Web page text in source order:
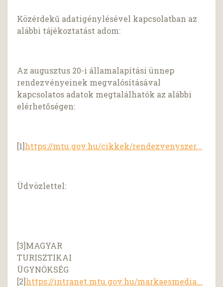
Közérdekű adatigénylésével kapcsolatban az
alábbi tájékoztatást adom:
Az augusztus 20-i államalapítási ünnep
rendezvényeinek megvalósításával
kapcsolatos adatok megtalálhatók az alábbi
elérhetőségen:
[1]https://mtu.gov.hu/cikkek/rendezvenyszer...
Üdvözlettel:
[3]MAGYAR
TURISZTIKAI
ÜGYNÖKSÉG
[2]https://intranet.mtu.gov.hu/markaesmedia...